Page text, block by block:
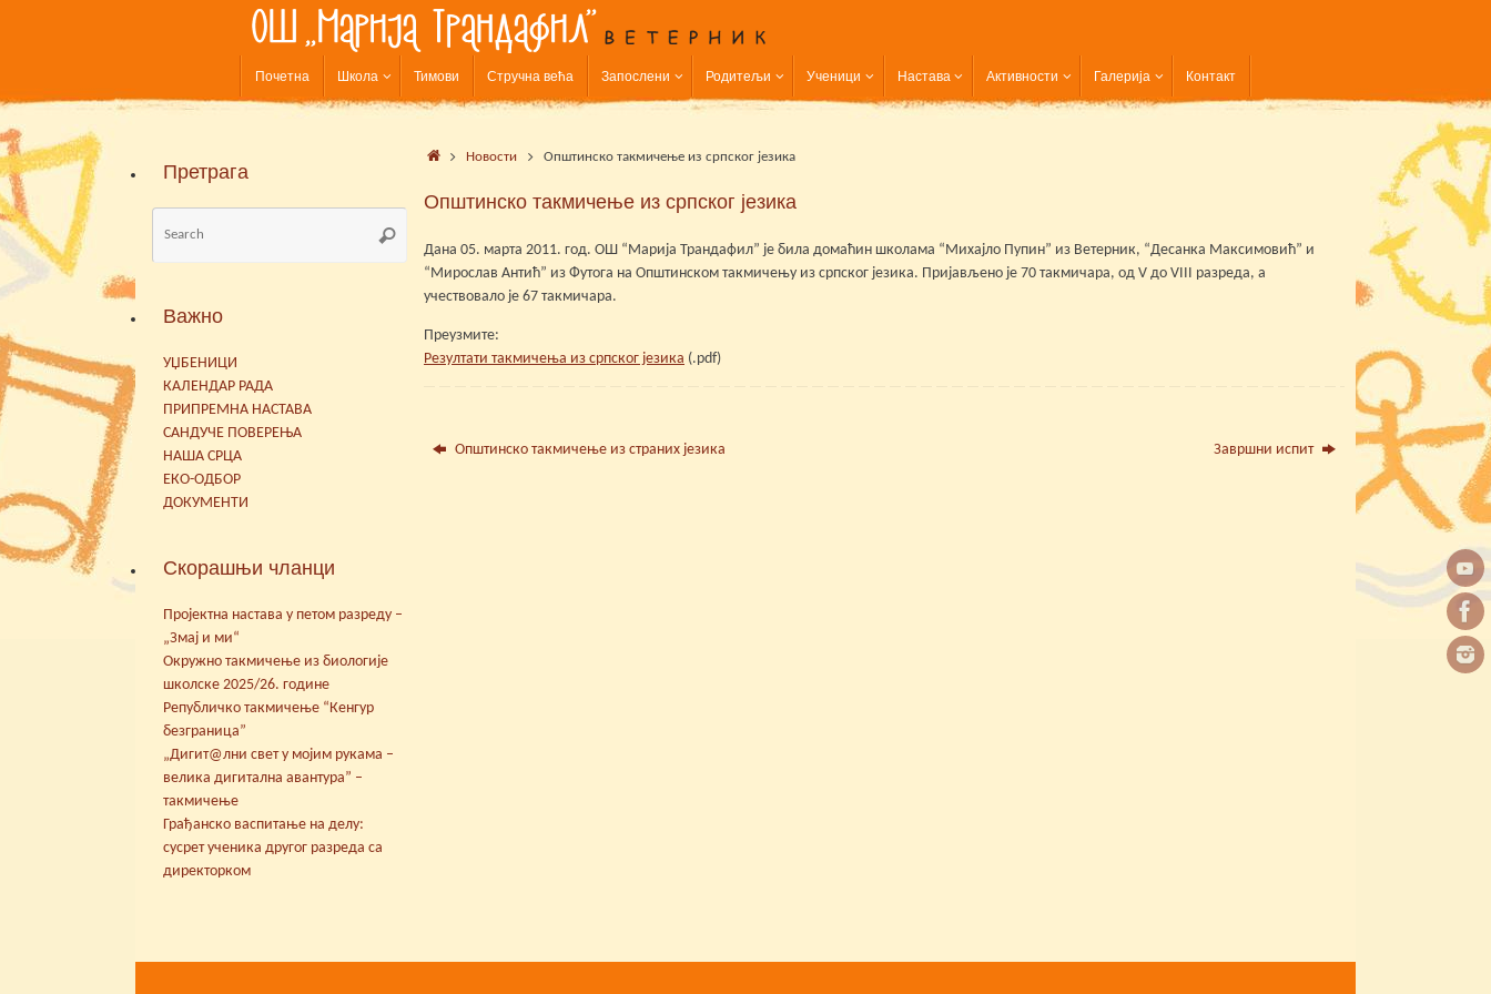
Почетна Школа Тимови Стручна већа Запослени Родитељи Ученици Настава Активности Галерија Контакт
HomeНовости Општинско такмичење из српског језика
Општинско такмичење из српског језика
Дана 05. марта 2011. год. ОШ “Марија Трандафил” је била домаћин школама “Михајло Пупин” из Ветерник, “Десанка Максимовић” и
“Мирослав Антић” из Футога на Општинском такмичењу из српског језика. Пријављено је 70 такмичара, од V до VIII разреда, а
учествовало је 67 такмичара.
Преузмите:
Резултати такмичења из српског језика (.pdf)
Општинско такмичење из страних језика Завршни испит
Претрага
for:
Search
Важно
УЏБЕНИЦИ
КАЛЕНДАР РАДА
ПРИПРЕМНА НАСТАВА
САНДУЧЕ ПОВЕРЕЊА
НАША СРЦА
ЕКО-ОДБОР
ДОКУМЕНТИ
Скорашњи чланци
Пројектна настава у петом разреду –
„Змај и ми“
Окружно такмичење из биологије
школске 2025/26. године
Републичко такмичење “Кенгур
безграница”
„Дигит@лни свет у мојим рукама –
велика дигитална авантура” –
такмичење
Грађанско васпитање на делу:
сусрет ученика другог разреда са
директорком